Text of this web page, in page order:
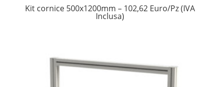
Kit cornice 500x1200mm – 102,62 Euro/Pz (IVA
Inclusa)